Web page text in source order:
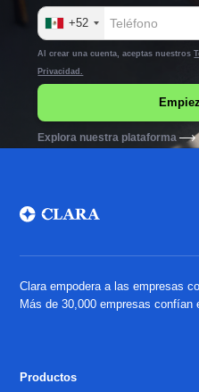
+52
Al crear una cuenta, aceptas nuestros
Privacidad.
Explora nuestra plataforma
Clara empodera a las empresas
Más de 30,000 empresas confían
Productos